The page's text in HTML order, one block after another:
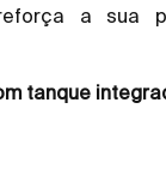
a sua
tanque